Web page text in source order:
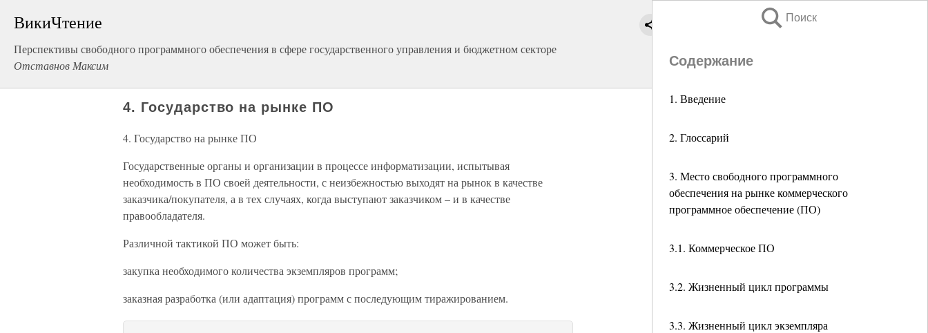
ВикиЧтение
Перспективы свободного программного обеспечения в сфере государственного управления и бюджетном секторе
Отставнов Максим
Поиск
Содержание
1. Введение
2. Глоссарий
3. Место свободного программного
обеспечения на рынке коммерческого
программное обеспечение (ПО)
3.1. Коммерческое ПО
3.2. Жизненный цикл программы
3.3. Жизненный цикл экземпляра
4. Государство на рынке ПО
4. Государство на рынке ПО
Государственные органы и организации в процессе информатизации, испытывая
необходимость в ПО своей деятельности, с неизбежностью выходят на рынок в качестве
заказчика/покупателя, а в тех случаях, когда выступают заказчиком – и в качестве
правообладателя.
Различной тактикой ПО может быть:
закупка необходимого количества экземпляров программ;
заказная разработка (или адаптация) программ с последующим тиражированием.